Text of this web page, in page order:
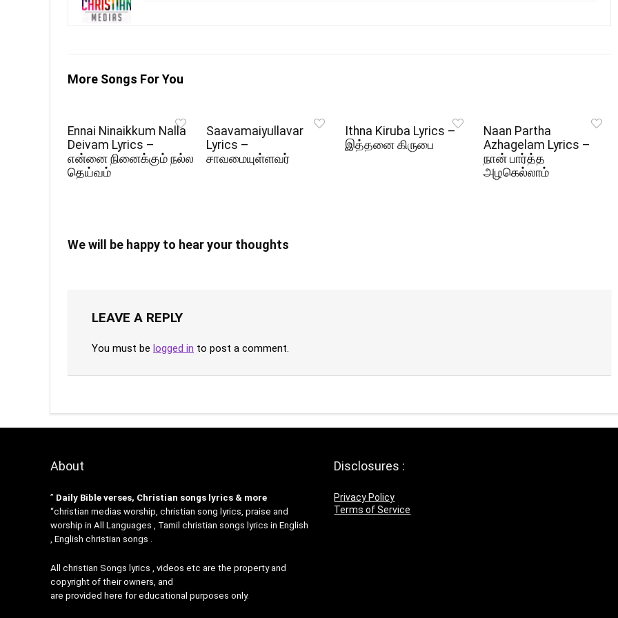
More Songs For You
Ennai Ninaikkum Nalla
Deivam Lyrics –
என்னை நினைக்கும் நல்ல
தெய்வம்
Saavamaiyullavar
Lyrics –
சாவமையுள்ளவர்
Ithna Kiruba Lyrics –
இத்தனை கிருபை
Naan Partha
Azhagelam Lyrics –
நான் பார்த்த
அழகெல்லாம்
We will be happy to hear your thoughts
LEAVE A REPLY
You must be logged in to post a comment.
About
” Daily Bible verses, Christian songs lyrics & more
“christian medias worship, christian song lyrics, praise and
worship in All Languages , Tamil christian songs lyrics in English
, English christian songs .
All christian Songs lyrics , videos etc are the property and
copyright of their owners, and
are provided here for educational purposes only.
Disclosures :
Privacy Policy
Terms of Service